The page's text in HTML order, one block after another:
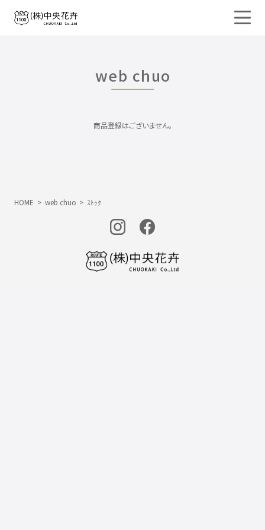
web chuo
商品登録はございません。
HOME > web chuo > ｽﾄｯｸ